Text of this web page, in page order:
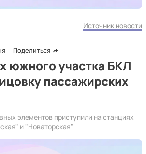
Источник новости
Поделиться
южного участка БКЛ
пассажирских
элементов приступили на станциях
и "Новаторская".